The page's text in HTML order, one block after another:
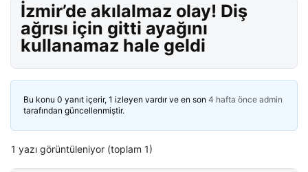
İzmir’de akılalmaz olay! Diş
ağrısı için gitti ayağını
kullanamaz hale geldi
Bu konu 0 yanıt içerir, 1 izleyen vardır ve en son 4 hafta önce admin
tarafından güncellenmiştir.
1 yazı görüntüleniyor (toplam 1)